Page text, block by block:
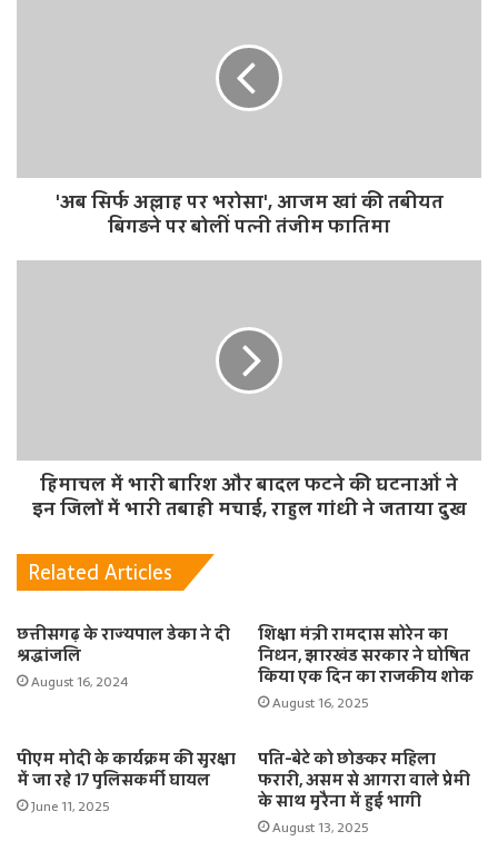
'अब सिर्फ अल्लाह पर भरोसा', आजम खां की तबीयत
बिगड़ने पर बोलीं पत्नी तंजीम फातिमा
हिमाचल में भारी बारिश और बादल फटने की घटनाओं ने
इन जिलों में भारी तबाही मचाई, राहुल गांधी ने जताया दुख
Related Articles
छत्तीसगढ़ के राज्यपाल डेका ने दी
श्रद्धांजलि
August 16, 2024
शिक्षा मंत्री रामदास सोरेन का
निधन, झारखंड सरकार ने घोषित
किया एक दिन का राजकीय शोक
August 16, 2025
पीएम मोदी के कार्यक्रम की सुरक्षा
में जा रहे 17 पुलिसकर्मी घायल
June 11, 2025
पति-बेटे को छोड़कर महिला
फरारी, असम से आगरा वाले प्रेमी
के साथ मुरैना में हुई भागी
August 13, 2025